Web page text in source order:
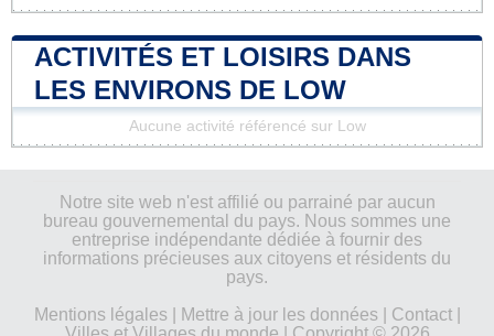
ACTIVITÉS ET LOISIRS DANS
LES ENVIRONS DE LOW
Aucune activité référencé sur Low
Notre site web n'est affilié ou parrainé par aucun
bureau gouvernemental du pays. Nous sommes une
entreprise indépendante dédiée à fournir des
informations précieuses aux citoyens et résidents du
pays.
Mentions légales| Mettre à jour les données| Contact|